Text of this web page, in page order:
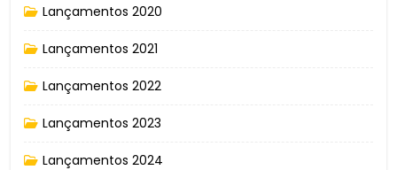
Lançamentos 2020
Lançamentos 2021
Lançamentos 2022
Lançamentos 2023
Lançamentos 2024